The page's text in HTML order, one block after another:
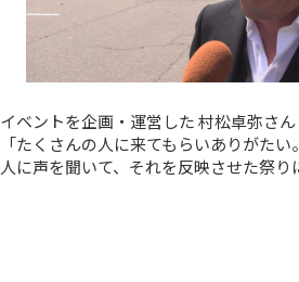
イベントを企画・運営した 村松卓弥さん
「たくさんの人に来てもらいありがた
人に声を聞いて、それを反映させた祭り